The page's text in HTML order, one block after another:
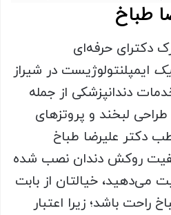
دکترای حرفه‌ای
ایمپلنتولوژیست در شیراز
دندانپزشکی از جمله
لبخند و پروتزهای
دکتر علیرضا طباخ
روکش دندان نصب شده
می‌دهید، خیالتان از بابت
باشد؛ زیرا اعتبار